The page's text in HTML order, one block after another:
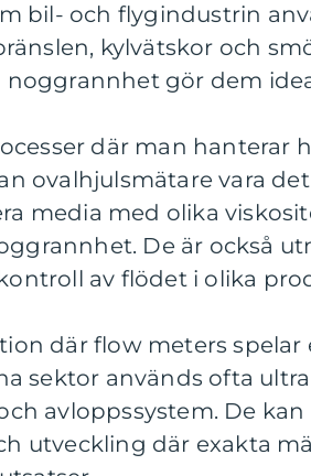
bil- och flygindustrin
kylvätskor och
gör dem
där man hanterar
ovalhjulsmätare vara det
media med olika
De är också
av flödet i olika
där flow meters
sektor används ofta
avloppssystem. De
utveckling där exakta